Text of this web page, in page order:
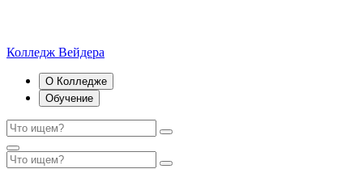
Колледж Вейдера
О Колледже
Обучение